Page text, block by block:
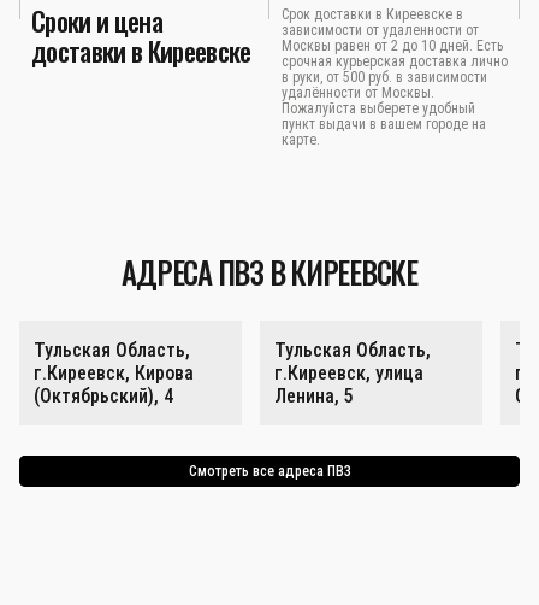
Сроки и цена
доставки в Киреевске
Срок доставки в Киреевске в
зависимости от удаленности от
Москвы равен от 2 до 10 дней. Есть
срочная курьерская доставка лично
в руки, от 500 руб. в зависимости
удалённости от Москвы.
Пожалуйста выберете удобный
пункт выдачи в вашем городе на
карте.
АДРЕСА ПВЗ В КИРЕЕВСКЕ
Тульская Область,
г.Киреевск, Кирова
(Октябрьский), 4
Тульская Область,
г.Киреевск, улица
Ленина, 5
Смотреть все адреса ПВЗ